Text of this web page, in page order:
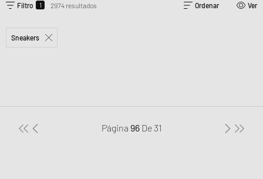
Filtro 1 2974 resultados Ordenar Ver
Sneakers
Página 96 De 31